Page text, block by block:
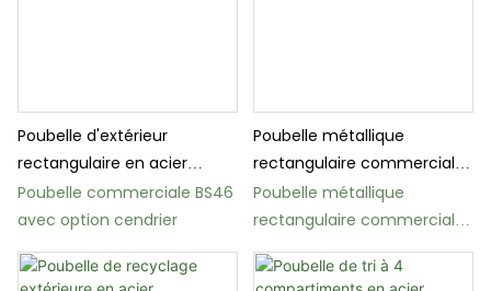
Poubelle d'extérieur
rectangulaire en acier
inoxydable
Poubelle commerciale BS46
avec option cendrier
Poubelle métallique
rectangulaire commerciale
avec cendrier
Poubelle métallique
rectangulaire commerciale
BS05 avec option cendrier